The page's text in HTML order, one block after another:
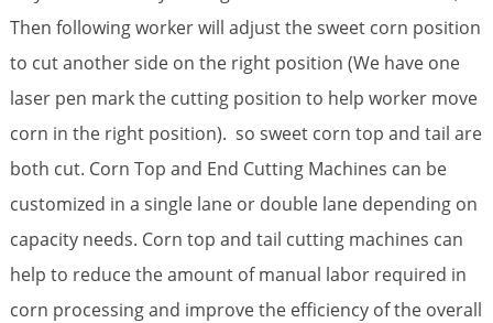
Then following worker will adjust the sweet corn position
to cut another side on the right position (We have one
laser pen mark the cutting position to help worker move
corn in the right position). so sweet corn top and tail are
both cut. Corn Top and End Cutting Machines can be
customized in a single lane or double lane depending on
capacity needs. Corn top and tail cutting machines can
help to reduce the amount of manual labor required in
corn processing and improve the efficiency of the overall